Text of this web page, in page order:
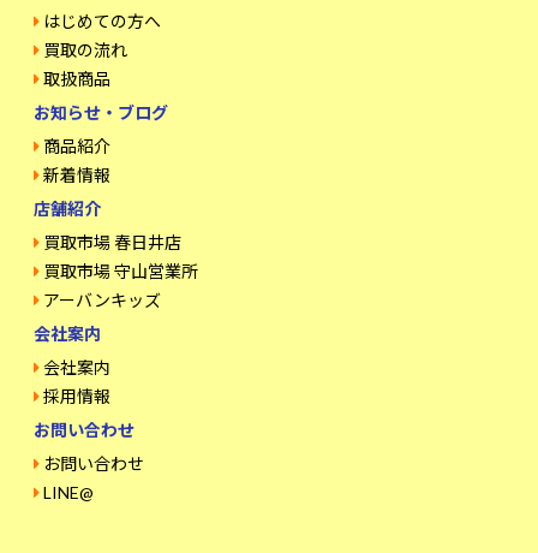
はじめての方へ
買取の流れ
取扱商品
お知らせ・ブログ
商品紹介
新着情報
店舗紹介
買取市場 春日井店
買取市場 守山営業所
アーバンキッズ
会社案内
会社案内
採用情報
お問い合わせ
お問い合わせ
LINE@